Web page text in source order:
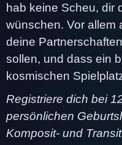
hab keine Scheu, dir
wünschen. Vor allem
deine
sollen, und dass ein
kosmischen
Registriere dich bei
persönlichen
Komposit- und